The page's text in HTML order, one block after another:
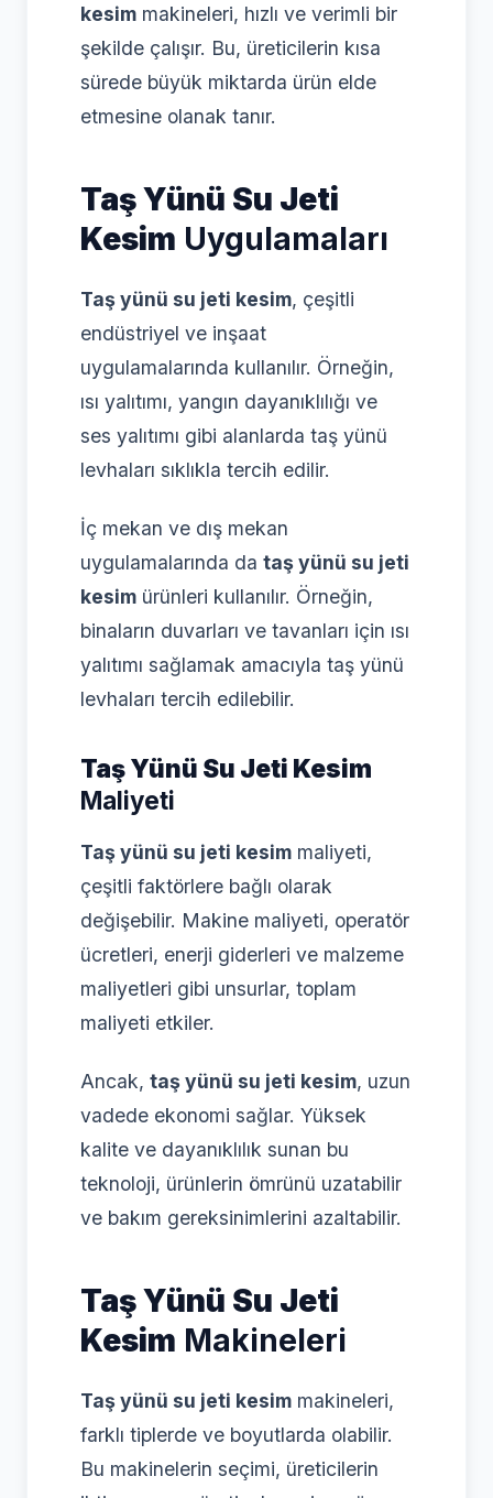
kesim makineleri, hızlı ve verimli bir
şekilde çalışır. Bu, üreticilerin kısa
sürede büyük miktarda ürün elde
etmesine olanak tanır.
Taş Yünü Su Jeti
Kesim Uygulamaları
Taş yünü su jeti kesim, çeşitli
endüstriyel ve inşaat
uygulamalarında kullanılır. Örneğin,
ısı yalıtımı, yangın dayanıklılığı ve
ses yalıtımı gibi alanlarda taş yünü
levhaları sıklıkla tercih edilir.
İç mekan ve dış mekan
uygulamalarında da taş yünü su jeti
kesim ürünleri kullanılır. Örneğin,
binaların duvarları ve tavanları için ısı
yalıtımı sağlamak amacıyla taş yünü
levhaları tercih edilebilir.
Taş Yünü Su Jeti Kesim
Maliyeti
Taş yünü su jeti kesim maliyeti,
çeşitli faktörlere bağlı olarak
değişebilir. Makine maliyeti, operatör
ücretleri, enerji giderleri ve malzeme
maliyetleri gibi unsurlar, toplam
maliyeti etkiler.
Ancak, taş yünü su jeti kesim, uzun
vadede ekonomi sağlar. Yüksek
kalite ve dayanıklılık sunan bu
teknoloji, ürünlerin ömrünü uzatabilir
ve bakım gereksinimlerini azaltabilir.
Taş Yünü Su Jeti
Kesim Makineleri
Taş yünü su jeti kesim makineleri,
farklı tiplerde ve boyutlarda olabilir.
Bu makinelerin seçimi, üreticilerin